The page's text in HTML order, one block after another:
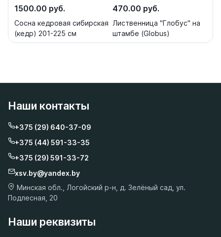
1500.00 руб.
Сосна кедровая сибирская
(кедр) 201-225 см
470.00 руб.
Лиственница "Глобус" на
штамбе (Globus)
Наши контакты
+375 (29) 640-37-09
+375 (44) 591-33-35
+375 (29) 591-33-72
xsv.by@yandex.by
Минская обл., Логойский р-н, д. Зелёный сад, ул.
Подлесная, 20
Наши реквизиты